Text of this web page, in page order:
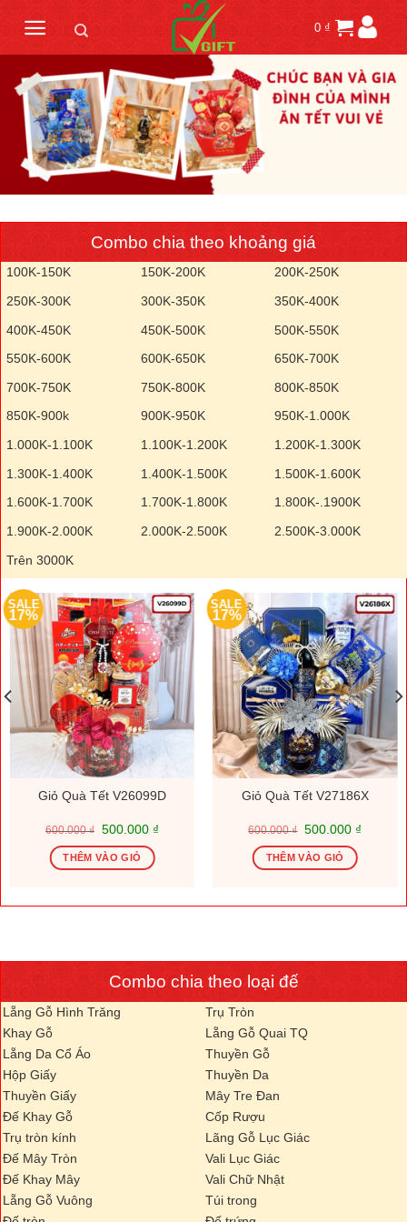
content
0 ₫
Combo chia theo khoảng giá
100K-150K 150K-200K
200K-250K
250K-300K
300K-350K
350K-400K
400K-450K
450K-500K
500K-550K
550K-600K
600K-650K
650K-700K
700K-750K
750K-800K
800K-850K
850K-900k
900K-950K
950K-1.000K
1.000K-1.100K
1.100K-1.200K
1.200K-1.300K
1.300K-1.400K
1.400K-1.500K
1.500K-1.600K
1.600K-1.700K
1.700K-1.800K
1.800K-.1900K
1.900K-2.000K
2.000K-2.500K
2.500K-3.000K
Trên 3000K
SALE
17%
Giỏ Quà Tết V26099D
600.000₫
Giá
là:
600.000 ₫.
500.000 ₫Giá
THÊM VÀO GIỎ
SALE
17%
Giỏ Quà Tết V27186X
600.000₫
Giá
là:
600.000 ₫.
500.000 ₫Giá
THÊM VÀO GIỎ
Combo chia theo loại đế
Lẵng Gỗ Hình Trăng
Trụ Tròn
Khay Gỗ
Lẵng Gỗ Quai TQ
Lẵng Da Cổ Áo
Thuyền Gỗ
Hộp Giấy
Thuyền Da
Thuyền Giấy
Mây Tre Đan
Đế Khay Gỗ
Cốp Rượu
Trụ tròn kính
Lãng Gỗ Lục Giác
Đế Mây Tròn
Vali Lục Giác
Đế Khay Mây
Vali Chữ Nhật
Lẵng Gỗ Vuông
Túi trong